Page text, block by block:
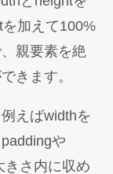
加えて100%
親要素を絶
きます。
えばwidthを
や
きさ内に収め